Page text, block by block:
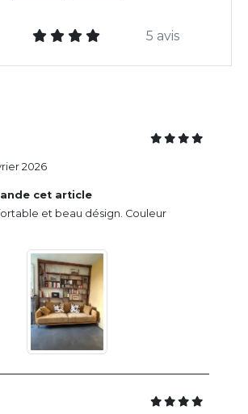
5 avis
cet article
et beau désign. Couleur
2026